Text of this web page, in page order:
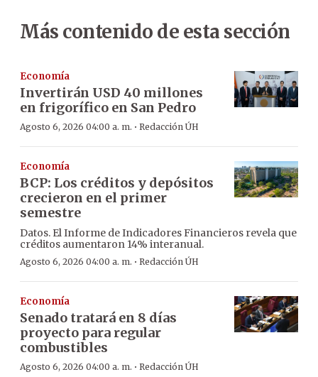
Más contenido de esta sección
Economía
Invertirán USD 40 millones
en frigorífico en San Pedro
Agosto 6, 2026 04:00 a. m. · Redacción ÚH
Economía
BCP: Los créditos y depósitos
crecieron en el primer
semestre
Datos. El Informe de Indicadores Financieros revela que
créditos aumentaron 14% interanual.
Agosto 6, 2026 04:00 a. m. · Redacción ÚH
Economía
Senado tratará en 8 días
proyecto para regular
combustibles
Agosto 6, 2026 04:00 a. m. · Redacción ÚH